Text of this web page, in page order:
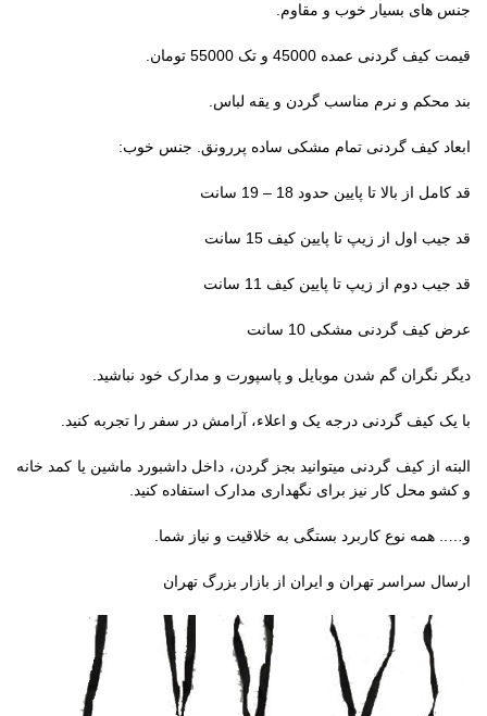
جنس های بسیار خوب و مقاوم.
قیمت کیف گردنی عمده 45000 و تک 55000 تومان.
بند محکم و نرم مناسب گردن و یقه لباس.
ابعاد کیف گردنی تمام مشکی ساده پررونق. جنس خوب:
قد کامل از بالا تا پایین حدود 18 – 19 سانت
قد جیب اول از زیپ تا پایین کیف 15 سانت
قد جیب دوم از زیپ تا پایین کیف 11 سانت
عرض کیف گردنی مشکی 10 سانت
دیگر نگران گم شدن موبایل و پاسپورت و مدارک خود نباشید.
با یک کیف گردنی درجه یک و اعلاء، آرامش در سفر را تجربه کنید.
البته از کیف گردنی میتوانید بجز گردن، داخل داشبورد ماشین یا کمد خانه
و کشو محل کار نیز برای نگهداری مدارک استفاده کنید.
و….. همه نوع کاربرد بستگی به خلاقیت و نیاز شما.
ارسال سراسر تهران و ایران از بازار بزرگ تهران